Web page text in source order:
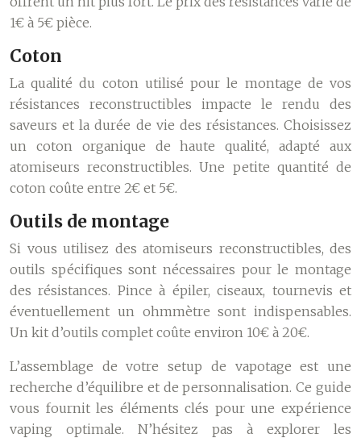
1€ à 5€ pièce.
Coton
La qualité du coton utilisé pour le montage de vos
résistances reconstructibles impacte le rendu des
saveurs et la durée de vie des résistances. Choisissez
un coton organique de haute qualité, adapté aux
atomiseurs reconstructibles. Une petite quantité de
coton coûte entre 2€ et 5€.
Outils de montage
Si vous utilisez des atomiseurs reconstructibles, des
outils spécifiques sont nécessaires pour le montage
des résistances. Pince à épiler, ciseaux, tournevis et
éventuellement un ohmmètre sont indispensables.
Un kit d’outils complet coûte environ 10€ à 20€.
L’assemblage de votre setup de vapotage est une
recherche d’équilibre et de personnalisation. Ce guide
vous fournit les éléments clés pour une expérience
vaping optimale. N’hésitez pas à explorer les